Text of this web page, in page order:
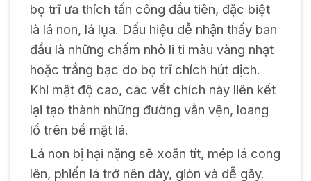
bọ trĩ ưa thích tấn công đầu tiên, đặc biệt
là lá non, lá lụa. Dấu hiệu dễ nhận thấy ban
đầu là những chấm nhỏ li ti màu vàng nhạt
hoặc trắng bạc do bọ trĩ chích hút dịch.
Khi mật độ cao, các vết chích này liên kết
lại tạo thành những đường vằn vện, loang
lổ trên bề mặt lá.
Lá non bị hại nặng sẽ xoăn tít, mép lá cong
lên, phiến lá trở nên dày, giòn và dễ gãy.